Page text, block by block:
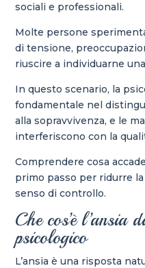
sociali e professionali.
Molte persone
di tensione,
riuscire a individuarne
In questo scenario, la
fondamentale nel
alla sopravvivenza, e le
interferiscono con la
Comprendere cosa
primo passo per ridurre
senso di controllo.
Che cos’è l’ansia
psicologico
L’ansia è una risposta